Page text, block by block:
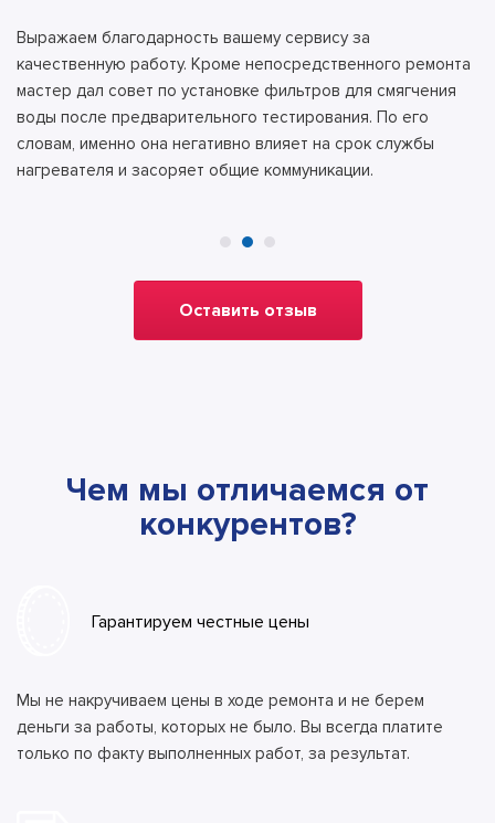
Выражаем благодарность вашему сервису за
качественную работу. Кроме непосредственного ремонта
мастер дал совет по установке фильтров для смягчения
воды после предварительного тестирования. По его
словам, именно она негативно влияет на срок службы
нагревателя и засоряет общие коммуникации.
Оставить отзыв
Чем мы отличаемся от
конкурентов?
Гарантируем честные цены
Мы не накручиваем цены в ходе ремонта и не берем
деньги за работы, которых не было. Вы всегда платите
только по факту выполненных работ, за результат.